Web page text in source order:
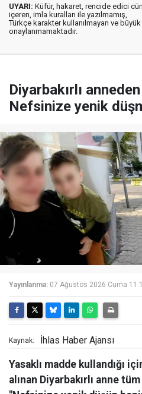
UYARI: Küfür, hakaret, rencide edici
içeren, imla kuralları ile yazılmamış,
Türkçe karakter kullanılmayan ve
onaylanmamaktadır.
Diyarbakırlı
Nefsinize yenik
Yayınlanma: 07 Ağustos 2026 Cuma
Kaynak: İhlas Haber Ajansı
Yasaklı madde kullandığı
alınan Diyarbakırlı anne